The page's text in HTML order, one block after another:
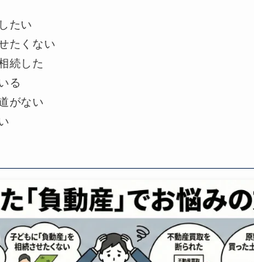
たい
たくない
続した
る
がない